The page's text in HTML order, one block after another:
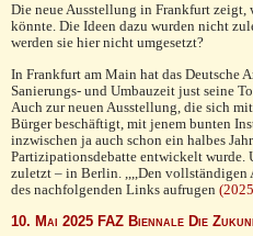
Die neue Ausstellung in Frankfurt zeigt,
könnte. Die Ideen dazu wurden nicht
werden sie hier nicht umgesetzt?
In Frankfurt am Main hat das Deutsche
Sanierungs- und Umbauzeit just seine
Auch zur neuen Ausstellung, die sich
Bürger beschäftigt, mit jenem bunten
inzwischen ja auch schon ein halbes
Partizipationsdebatte entwickelt wurde.
zuletzt – in Berlin. ,,,,Den
des nachfolgenden Links aufrugen
10. Mai 2025 FAZ Biennale Die